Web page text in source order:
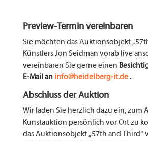
Preview-Termin vereinbaren
Sie möchten das Auktionsobjekt
Künstlers Jon Seidman vorab live
vereinbaren Sie gerne einen
E-Mail an info@heidelberg-it.de.
Abschluss der Auktion
Wir laden Sie herzlich dazu ein, zum
Kunstauktion persönlich vor Ort zu
das Auktionsobjekt „57th and Third“